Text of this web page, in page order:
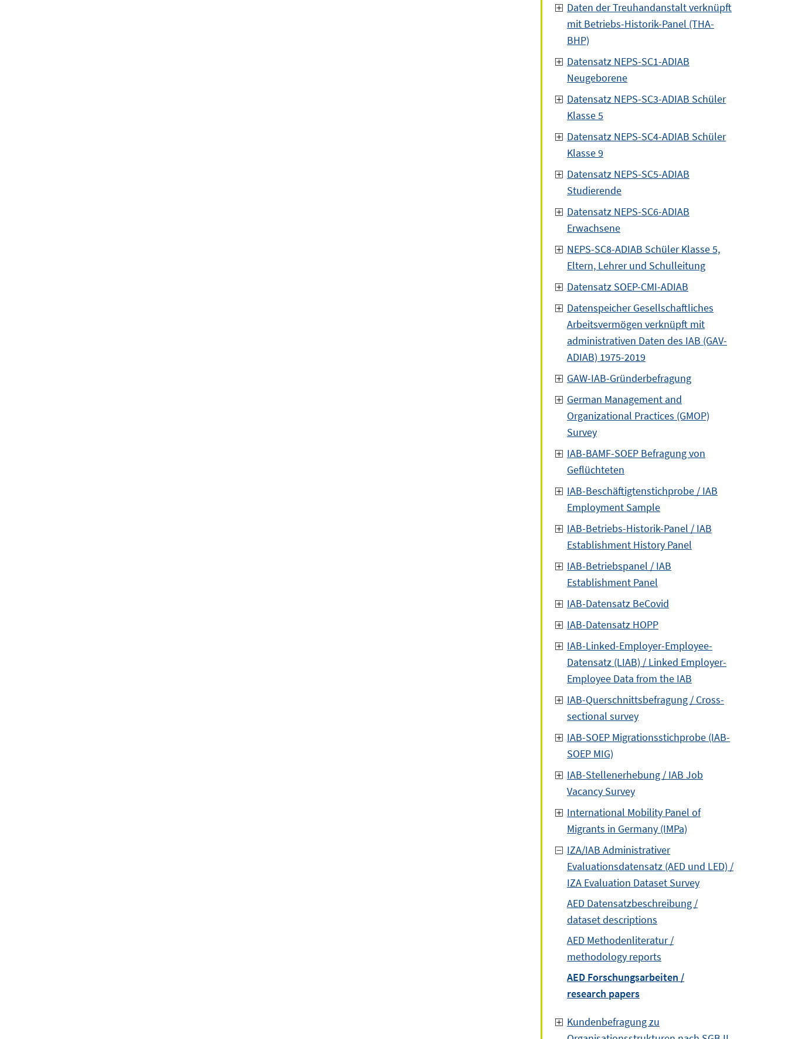
Daten der Treuhandanstalt verknüpft
mit Betriebs-Historik-Panel (THA-
BHP)
Datensatz NEPS-SC1-ADIAB
Neugeborene
Datensatz NEPS-SC3-ADIAB Schüler
Klasse 5
Datensatz NEPS-SC4-ADIAB Schüler
Klasse 9
Datensatz NEPS-SC5-ADIAB
Studierende
Datensatz NEPS-SC6-ADIAB
Erwachsene
NEPS-SC8-ADIAB Schüler Klasse 5,
Eltern, Lehrer und Schulleitung
Datensatz SOEP-CMI-ADIAB
Datenspeicher Gesellschaftliches
Arbeitsvermögen verknüpft mit
administrativen Daten des IAB (GAV-
ADIAB) 1975-2019
GAW-IAB-Gründerbefragung
German Management and
Organizational Practices (GMOP)
Survey
IAB-BAMF-SOEP Befragung von
Geflüchteten
IAB-Beschäftigtenstichprobe / IAB
Employment Sample
IAB-Betriebs-Historik-Panel / IAB
Establishment History Panel
IAB-Betriebspanel / IAB
Establishment Panel
IAB-Datensatz BeCovid
IAB-Datensatz HOPP
IAB-Linked-Employer-Employee-
Datensatz (LIAB) / Linked Employer-
Employee Data from the IAB
IAB-Querschnittsbefragung / Cross-
sectional survey
IAB-SOEP Migrationsstichprobe (IAB-
SOEP MIG)
IAB-Stellenerhebung / IAB Job
Vacancy Survey
International Mobility Panel of
Migrants in Germany (IMPa)
IZA/IAB Administrativer
Evaluationsdatensatz (AED und LED) /
IZA Evaluation Dataset Survey
AED Datensatzbeschreibung /
dataset descriptions
AED Methodenliteratur /
methodology reports
AED Forschungsarbeiten /
research papers
Kundenbefragung zu